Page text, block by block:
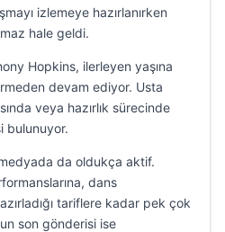
izlemeye hazırlanırken
hale geldi.
Hopkins, ilerleyen yaşına
devam ediyor. Usta
veya hazırlık sürecinde
bulunuyor.
da oldukça aktif.
dans
tariflere kadar pek çok
son gönderisi ise